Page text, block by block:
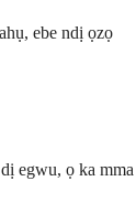
ebe ndị ọzọ
egwu, ọ ka mma